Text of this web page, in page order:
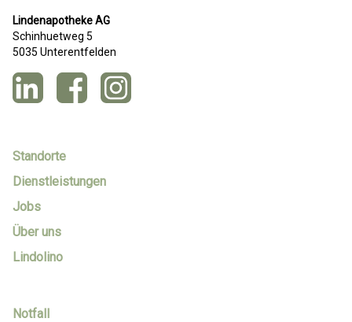
Lindenapotheke AG
Schinhuetweg 5
5035 Unterentfelden
Standorte
Dienstleistungen
Jobs
Über uns
Lindolino
Notfall